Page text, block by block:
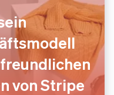
von Stripe